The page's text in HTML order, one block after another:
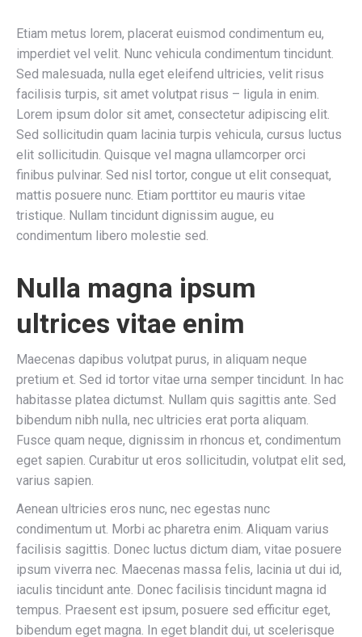
Etiam metus lorem, placerat euismod condimentum eu,
imperdiet vel velit. Nunc vehicula condimentum tincidunt.
Sed malesuada, nulla eget eleifend ultricies, velit risus
facilisis turpis, sit amet volutpat risus – ligula in enim.
Lorem ipsum dolor sit amet, consectetur adipiscing elit.
Sed sollicitudin quam lacinia turpis vehicula, cursus luctus
elit sollicitudin. Quisque vel magna ullamcorper orci
finibus pulvinar. Sed nisl tortor, congue ut elit consequat,
mattis posuere nunc. Etiam porttitor eu mauris vitae
tristique. Nullam tincidunt dignissim augue, eu
condimentum libero molestie sed.
Nulla magna ipsum
ultrices vitae enim
Maecenas dapibus volutpat purus, in aliquam neque
pretium et. Sed id tortor vitae urna semper tincidunt. In hac
habitasse platea dictumst. Nullam quis sagittis ante. Sed
bibendum nibh nulla, nec ultricies erat porta aliquam.
Fusce quam neque, dignissim in rhoncus et, condimentum
eget sapien. Curabitur ut eros sollicitudin, volutpat elit sed,
varius sapien.
Aenean ultricies eros nunc, nec egestas nunc
condimentum ut. Morbi ac pharetra enim. Aliquam varius
facilisis sagittis. Donec luctus dictum diam, vitae posuere
ipsum viverra nec. Maecenas massa felis, lacinia ut dui id,
iaculis tincidunt ante. Donec facilisis tincidunt magna id
tempus. Praesent est ipsum, posuere sed efficitur eget,
bibendum eget magna. In eget blandit dui, ut scelerisque